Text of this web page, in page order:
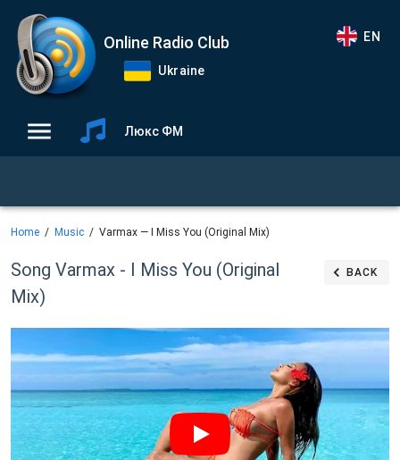
Online Radio Club
Ukraine
EN
Люкс ФМ
Home Music Varmax — I Miss You (Original Mix)
Song Varmax - I Miss You (Original
Mix)
BACK